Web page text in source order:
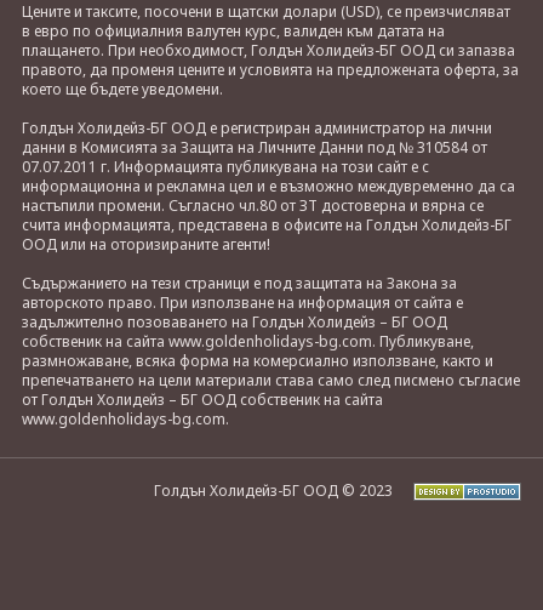
Цените и таксите, посочени в щатски долари (USD), се преизчисляват
в евро по официалния валутен курс, валиден към датата на
плащането. При необходимост, Голдън Холидейз-БГ ООД си запазва
правото, да променя цените и условията на предложената оферта, за
което ще бъдете уведомени.
Голдън Холидейз-БГ ООД е регистриран администратор на лични
данни в Комисията за Защита на Личните Данни под № 310584 от
07.07.2011 г. Информацията публикувана на този сайт е с
информационна и рекламна цел и е възможно междувременно да са
настъпили промени. Съгласно чл.80 от ЗТ достоверна и вярна се
счита информацията, представена в офисите на Голдън Холидейз-БГ
ООД или на оторизираните агенти!
Съдържанието на тези страници е под защитата на Закона за
авторското право. При използване на информация от сайта е
задължително позоваването на Голдън Холидейз – БГ ООД
собственик на сайта www.goldenholidays-bg.com. Публикуване,
размножаване, всяка форма на комерсиално използване, както и
препечатването на цели материали става само след писмено съгласие
от Голдън Холидейз – БГ ООД собственик на сайта
www.goldenholidays-bg.com.
Голдън Холидейз-БГ ООД © 2023